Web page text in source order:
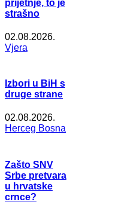
prijetnje, to je
strašno
02.08.2026.
Vjera
Izbori u BiH s
druge strane
02.08.2026.
Herceg Bosna
Zašto SNV
Srbe pretvara
u hrvatske
crnce?